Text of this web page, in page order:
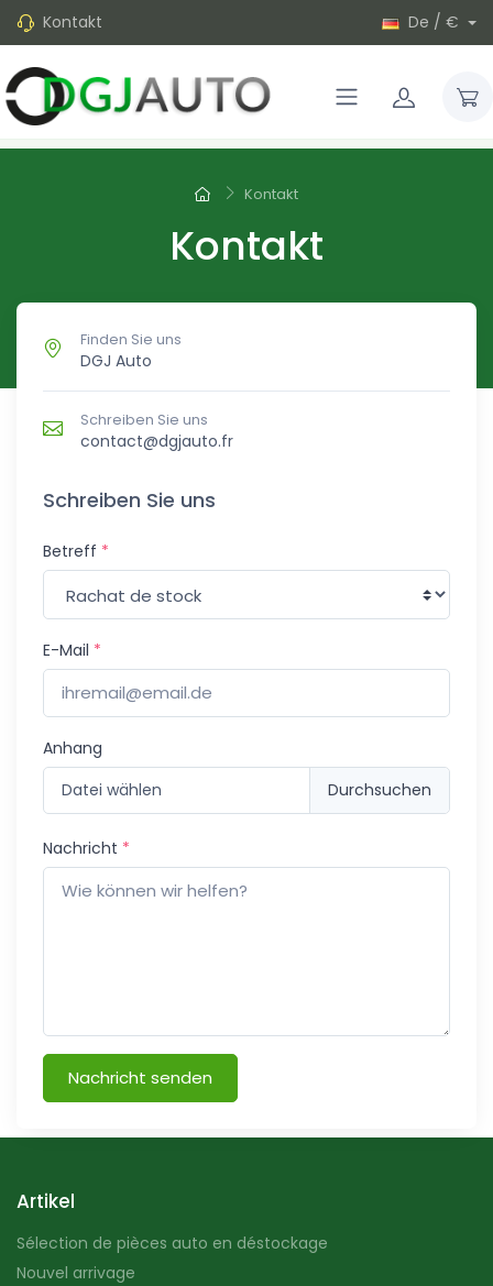
Kontakt De / €
Kontakt
Kontakt
Finden Sie uns
DGJ Auto
Schreiben Sie uns
contact@dgjauto.fr
Schreiben Sie uns
Betreff *
E-Mail *
Anhang
Datei wählen
Nachricht *
Nachricht senden
Artikel
Sélection de pièces auto en déstockage
Nouvel arrivage